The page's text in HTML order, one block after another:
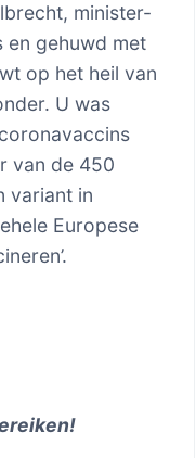
minister-
en gehuwd met
op het heil van
U was
van de 450
variant in
Europese